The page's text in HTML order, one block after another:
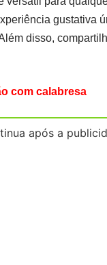
gustativa
disso,
com calabresa
após a